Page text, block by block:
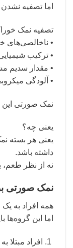
اما تصفیه
تصفیه نمک
• ناخالصی‌های
• ترکیب
• مقدار سدیم
• آلودگی
نمک صورتی این
یعنی چه؟
یعنی هر بسته
داشته باشد.
نه از نظر طعم،
نمک صورتی
همه افراد به یک
اما این گروه‌ها
افراد مبتلا